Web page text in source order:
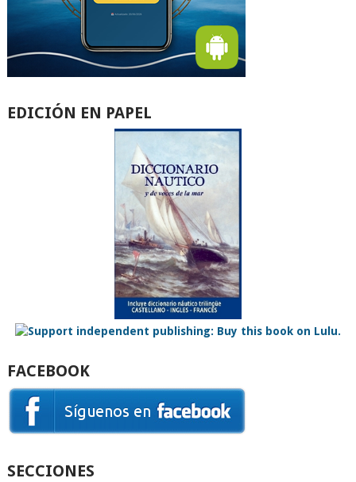
EDICIÓN EN PAPEL
FACEBOOK
SECCIONES